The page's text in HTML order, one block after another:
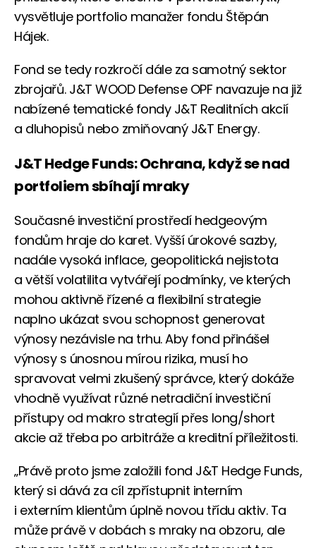
vysvětluje portfolio manažer fondu Štěpán
Hájek.
Fond se tedy rozkročí dále za samotný sektor
zbrojařů. J&T WOOD Defense OPF navazuje na již
nabízené tematické fondy J&T Realitních akcií
a dluhopisů nebo zmiňovaný J&T Energy.
J&T Hedge Funds: Ochrana, když se nad
portfoliem sbíhají mraky
Současné investiční prostředí hedgeovým
fondům hraje do karet. Vyšší úrokové sazby,
nadále vysoká inflace, geopolitická nejistota
a větší volatilita vytvářejí podmínky, ve kterých
mohou aktivně řízené a flexibilní strategie
naplno ukázat svou schopnost generovat
výnosy nezávisle na trhu. Aby fond přinášel
výnosy s únosnou mírou rizika, musí ho
spravovat velmi zkušený správce, který dokáže
vhodně využívat různé netradiční investiční
přístupy od makro strategií přes long/short
akcie až třeba po arbitráže a kreditní příležitosti.
„Právě proto jsme založili fond J&T Hedge Funds,
který si dává za cíl zpřístupnit interním
i externím klientům úplně novou třídu aktiv. Ta
může právě v dobách s mraky na obzoru, ale